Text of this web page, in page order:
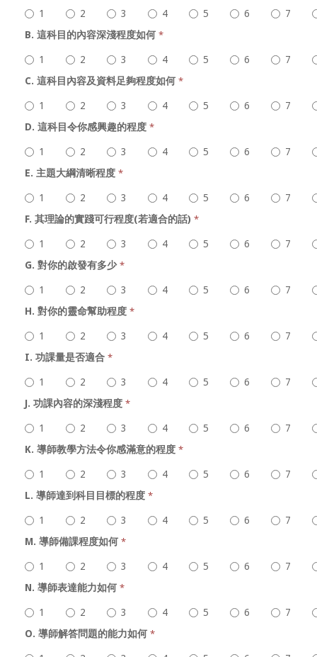
1 2 3 4 5 6
7
B. 這科目的內容深淺程度如何 *
1 2 3 4 5 6
7
C. 這科目內容及資料足夠程度如何 *
1 2 3 4 5 6
7
D. 這科目令你感興趣的程度 *
1 2 3 4 5 6
7
E. 主題大綱清晰程度 *
1 2 3 4 5 6
7
F. 其理論的實踐可行程度(若適合的話) *
1 2 3 4 5 6
7
G. 對你的啟發有多少 *
1 2 3 4 5 6
7
H. 對你的靈命幫助程度 *
1 2 3 4 5 6
7
I. 功課量是否適合 *
1 2 3 4 5 6
7
J. 功課內容的深淺程度 *
1 2 3 4 5 6
7
K. 導師教學方法令你感滿意的程度 *
1 2 3 4 5 6
7
L. 導師達到科目目標的程度 *
1 2 3 4 5 6
7
M. 導師備課程度如何 *
1 2 3 4 5 6
7
N. 導師表達能力如何 *
1 2 3 4 5 6
7
O. 導師解答問題的能力如何 *